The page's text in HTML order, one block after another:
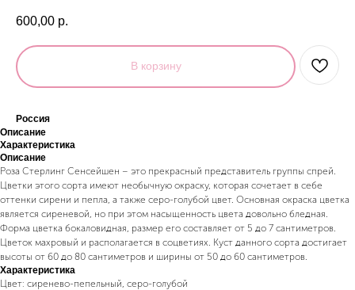
600,00 р.
В корзину
Россия
Описание
Характеристика
Описание
Роза Стерлинг Сенсейшен – это прекрасный представитель группы спрей.
Цветки этого сорта имеют необычную окраску, которая сочетает в себе
оттенки сирени и пепла, а также серо-голубой цвет. Основная окраска цветка
является сиреневой, но при этом насыщенность цвета довольно бледная.
Форма цветка бокаловидная, размер его составляет от 5 до 7 сантиметров.
Цветок махровый и располагается в соцветиях. Куст данного сорта достигает
высоты от 60 до 80 сантиметров и ширины от 50 до 60 сантиметров.
Характеристика
Цвет: сиренево-пепельный, серо-голубой